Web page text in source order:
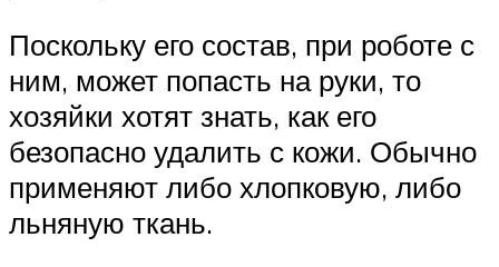
Поскольку его состав, при роботе с
ним, может попасть на руки, то
хозяйки хотят знать, как его
безопасно удалить с кожи. Обычно
применяют либо хлопковую, либо
льняную ткань.